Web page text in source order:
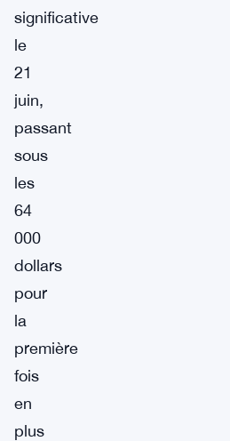
significative
le
21
juin,
passant
sous
les
64
000
dollars
pour
la
première
fois
en
plus